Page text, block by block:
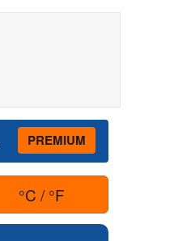
PREMIUM
°C / °F